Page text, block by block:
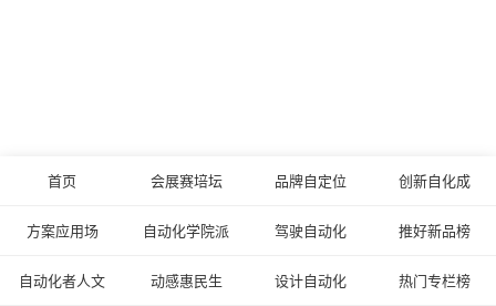
首页 会展赛培坛 品牌自定位 创新自化成
方案应用场 自动化学院派 驾驶自动化 推好新品榜
自动化者人文 动感惠民生 设计自动化 热门专栏榜